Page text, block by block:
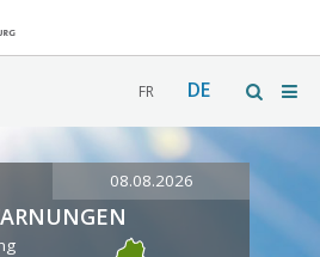
FR DE
08.08.2026